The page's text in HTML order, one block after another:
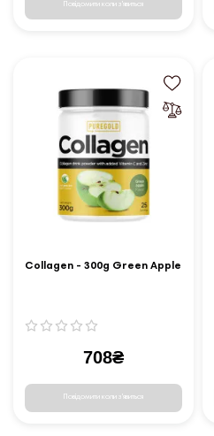
Повідомити коли з'явиться
Collagen - 300g Green Apple
708₴
Повідомити коли з'явиться